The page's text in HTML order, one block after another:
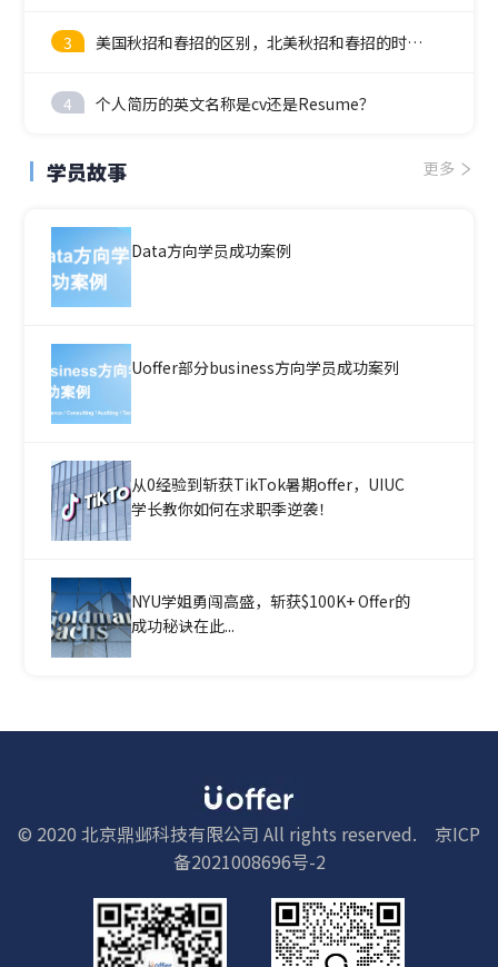
3 美国秋招和春招的区别，北美秋招和春招的时间线
4 个人简历的英文名称是cv还是Resume？
学员故事 更多
Data方向学员成功案例
Uoffer部分business方向学员成功案列
从0经验到斩获TikTok暑期offer，UIUC
学长教你如何在求职季逆袭！
NYU学姐勇闯高盛，斩获$100K+ Offer的
成功秘诀在此...
© 2020 北京鼎邺科技有限公司 All rights reserved.
京ICP
备2021008696号-2